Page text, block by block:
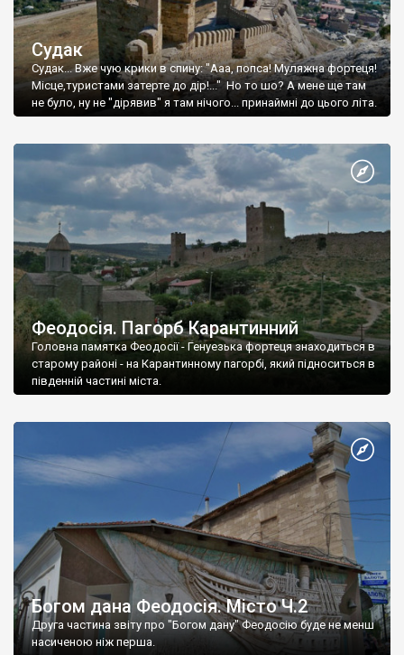
Судак
Судак... Вже чую крики в спину: "Ааа, попса! Муляжна фортеця!
Місце,туристами затерте до дір!..." Но то шо? А мене ще там
не було, ну не "дірявив" я там нічого... принаймні до цього літа.
Феодосія. Пагорб Карантинний
Головна памятка Феодосії - Генуезька фортеця знаходиться в
старому районі - на Карантинному пагорбі, який підноситься в
південній частині міста.
Богом дана Феодосія. Місто Ч.2
Друга частина звіту про "Богом дану" Феодосію буде не менш
насиченою ніж перша.